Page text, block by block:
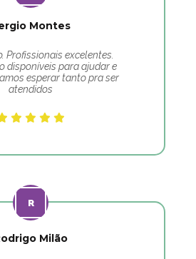
Montes
Profissionais excelentes.
disponíveis para ajudar e
esperar tanto pra ser
atendidos
Milão